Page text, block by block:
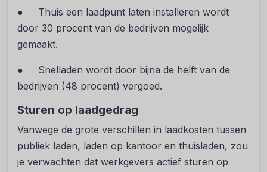
● Thuis een laadpunt laten installeren wordt
door 30 procent van de bedrijven mogelijk
gemaakt.
● Snelladen wordt door bijna de helft van de
bedrijven (48 procent) vergoed.
Sturen op laadgedrag
Vanwege de grote verschillen in laadkosten tussen
publiek laden, laden op kantoor en thuisladen, zou
je verwachten dat werkgevers actief sturen op